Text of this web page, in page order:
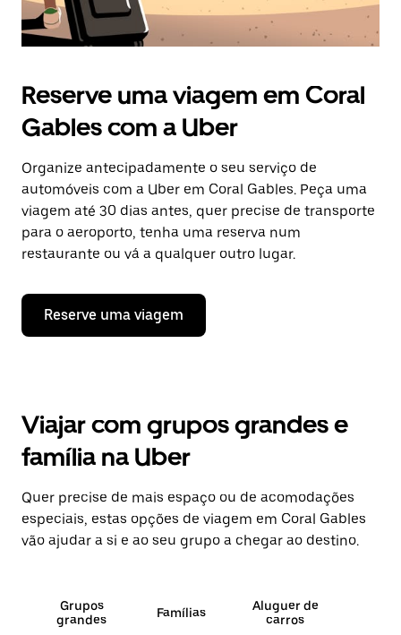
Reserve uma viagem em Coral
Gables com a Uber
Organize antecipadamente o seu serviço de
automóveis com a Uber em Coral Gables. Peça uma
viagem até 30 dias antes, quer precise de transporte
para o aeroporto, tenha uma reserva num
restaurante ou vá a qualquer outro lugar.
Reserve uma viagem
Viajar com grupos grandes e
família na Uber
Quer precise de mais espaço ou de acomodações
especiais, estas opções de viagem em Coral Gables
vão ajudar a si e ao seu grupo a chegar ao destino.
Grupos
grandes
Famílias
Aluguer de
carros